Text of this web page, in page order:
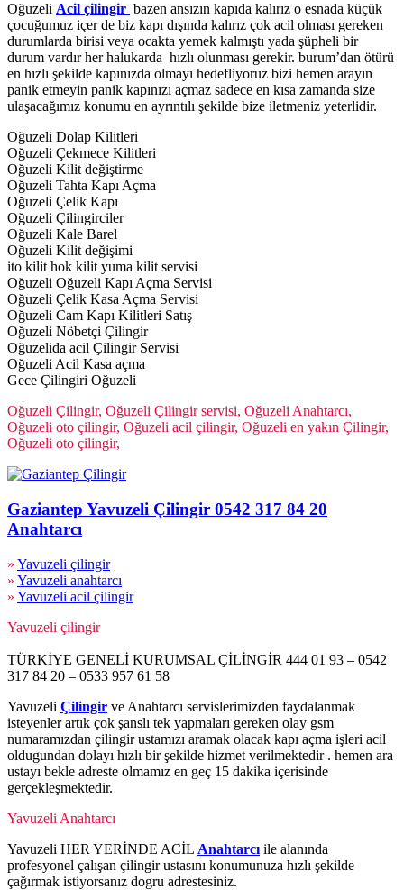
Oğuzeli Acil çilingir bazen ansızın kapıda kalırız o esnada küçük
çocuğumuz içer de biz kapı dışında kalırız çok acil olması gereken
durumlarda birisi veya ocakta yemek kalmıştı yada şüpheli bir
durum vardır her halukarda hızlı olunması gerekir. burum’dan ötürü
en hızlı şekilde kapınızda olmayı hedefliyoruz bizi hemen arayın
panik etmeyin panik kapınızı açmaz sadece en kısa zamanda size
ulaşacağımız konumu en ayrıntılı şekilde bize iletmeniz yeterlidir.
Oğuzeli Dolap Kilitleri
Oğuzeli Çekmece Kilitleri
Oğuzeli Kilit değiştirme
Oğuzeli Tahta Kapı Açma
Oğuzeli Çelik Kapı
Oğuzeli Çilingirciler
Oğuzeli Kale Barel
Oğuzeli Kilit değişimi
ito kilit hok kilit yuma kilit servisi
Oğuzeli Oğuzeli Kapı Açma Servisi
Oğuzeli Çelik Kasa Açma Servisi
Oğuzeli Cam Kapı Kilitleri Satış
Oğuzeli Nöbetçi Çilingir
Oğuzelida acil Çilingir Servisi
Oğuzeli Acil Kasa açma
Gece Çilingiri Oğuzeli
Oğuzeli Çilingir, Oğuzeli Çilingir servisi, Oğuzeli Anahtarcı,
Oğuzeli oto çilingir, Oğuzeli acil çilingir, Oğuzeli en yakın Çilingir,
Oğuzeli oto çilingir,
Gaziantep Yavuzeli Çilingir 0542 317 84 20
Anahtarcı
» Yavuzeli çilingir
» Yavuzeli anahtarcı
» Yavuzeli acil çilingir
Yavuzeli çilingir
TÜRKİYE GENELİ KURUMSAL ÇİLİNGİR 444 01 93 – 0542
317 84 20 – 0533 957 61 58
Yavuzeli Çilingir ve Anahtarcı servislerimizden faydalanmak
isteyenler artık çok şanslı tek yapmaları gereken olay gsm
numaramızdan çilingir ustamızı aramak olacak kapı açma işleri acil
oldugundan dolayı hızlı bir şekilde hizmet verilmektedir . hemen ara
ustayı bekle adreste olmamız en geç 15 dakika içerisinde
gerçekleşmektedir.
Yavuzeli Anahtarcı
Yavuzeli HER YERİNDE ACİL Anahtarcı ile alanında
profesyonel çalışan çilingir ustasını konumunuza hızlı şekilde
çağırmak istiyorsanız dogru adrestesiniz.